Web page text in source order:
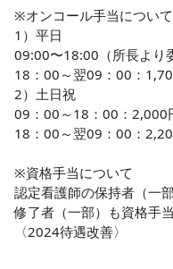
※オンコール手当につい
1）平日
09:00〜18:00（所長より
18：00～翌09：00：
2）土日祝
09：00～18：00：2,000
18：00～翌09：00：
※資格手当について
認定看護師の保持者（一
修了者（一部）も資格手
〈2024待遇改善〉